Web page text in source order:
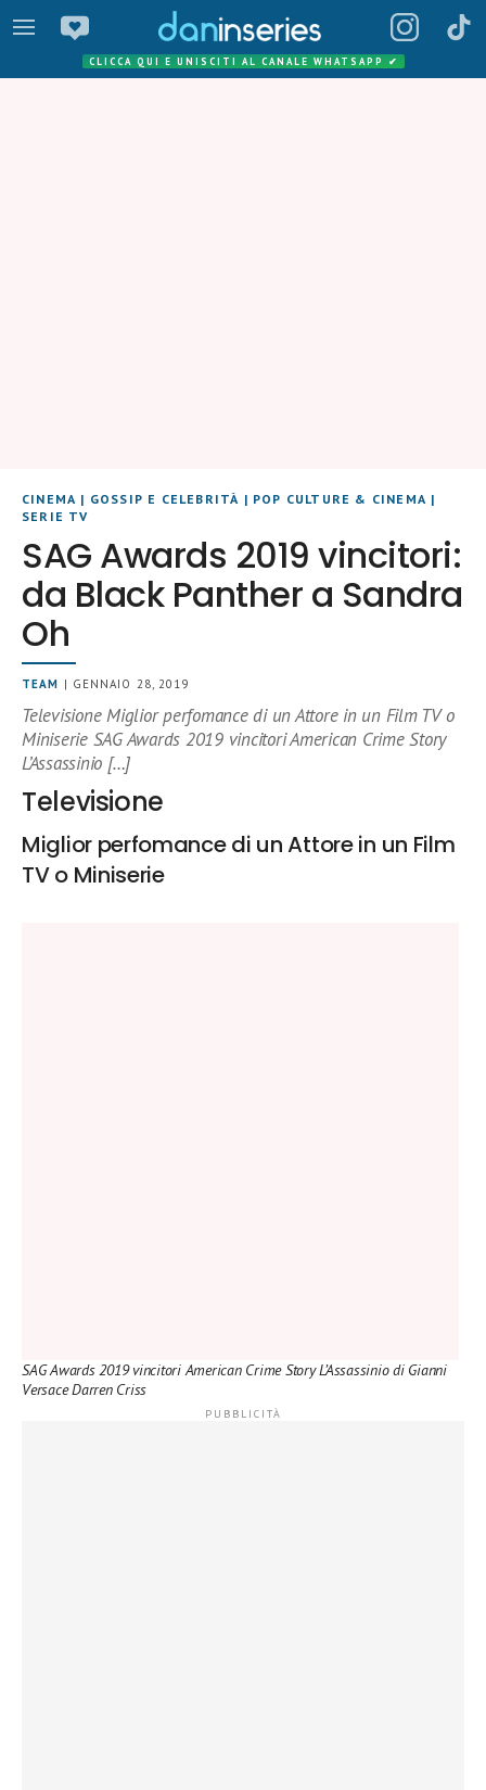
CLICCA QUI E UNISCITI AL CANALE WHATSAPP ✔
CINEMA | GOSSIP E CELEBRITÀ | POP CULTURE & CINEMA |
SERIE TV
SAG Awards 2019 vincitori:
da Black Panther a Sandra
Oh
TEAM | GENNAIO 28, 2019
Televisione Miglior perfomance di un Attore in un Film TV o
Miniserie SAG Awards 2019 vincitori American Crime Story
L’Assassinio […]
Televisione
Miglior perfomance di un Attore in un Film
TV o Miniserie
SAG Awards 2019 vincitori American Crime Story L’Assassinio di Gianni
Versace Darren Criss